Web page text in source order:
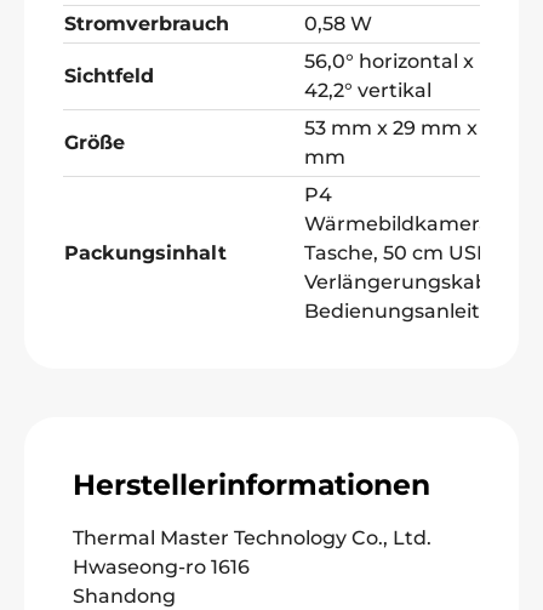
Stromverbrauch
0,58 W
Sichtfeld
56,0° horizontal x
42,2° vertikal
Größe
53 mm x 29 mm x 11
mm
Packungsinhalt
P4
Wärmebildkamera,
Tasche, 50 cm USB-
Verlängerungskabel,
Bedienungsanleitung
Herstellerinformationen
Thermal Master Technology Co., Ltd.
Hwaseong-ro 1616
Shandong